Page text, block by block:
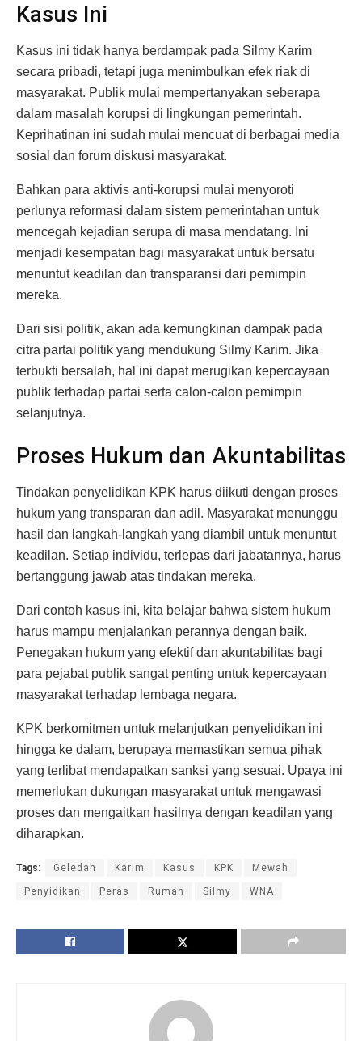
Kasus Ini
Kasus ini tidak hanya berdampak pada Silmy Karim
secara pribadi, tetapi juga menimbulkan efek riak di
masyarakat. Publik mulai mempertanyakan seberapa
dalam masalah korupsi di lingkungan pemerintah.
Keprihatinan ini sudah mulai mencuat di berbagai media
sosial dan forum diskusi masyarakat.
Bahkan para aktivis anti-korupsi mulai menyoroti
perlunya reformasi dalam sistem pemerintahan untuk
mencegah kejadian serupa di masa mendatang. Ini
menjadi kesempatan bagi masyarakat untuk bersatu
menuntut keadilan dan transparansi dari pemimpin
mereka.
Dari sisi politik, akan ada kemungkinan dampak pada
citra partai politik yang mendukung Silmy Karim. Jika
terbukti bersalah, hal ini dapat merugikan kepercayaan
publik terhadap partai serta calon-calon pemimpin
selanjutnya.
Proses Hukum dan Akuntabilitas
Tindakan penyelidikan KPK harus diikuti dengan proses
hukum yang transparan dan adil. Masyarakat menunggu
hasil dan langkah-langkah yang diambil untuk menuntut
keadilan. Setiap individu, terlepas dari jabatannya, harus
bertanggung jawab atas tindakan mereka.
Dari contoh kasus ini, kita belajar bahwa sistem hukum
harus mampu menjalankan perannya dengan baik.
Penegakan hukum yang efektif dan akuntabilitas bagi
para pejabat publik sangat penting untuk kepercayaan
masyarakat terhadap lembaga negara.
KPK berkomitmen untuk melanjutkan penyelidikan ini
hingga ke dalam, berupaya memastikan semua pihak
yang terlibat mendapatkan sanksi yang sesuai. Upaya ini
memerlukan dukungan masyarakat untuk mengawasi
proses dan mengaitkan hasilnya dengan keadilan yang
diharapkan.
Tags: Geledah Karim Kasus KPK Mewah
Penyidikan Peras Rumah Silmy WNA